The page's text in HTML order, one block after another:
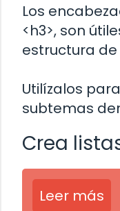
Los
<h3>, son
estructura
Utilízalos
subtemas
Crea
Leer más